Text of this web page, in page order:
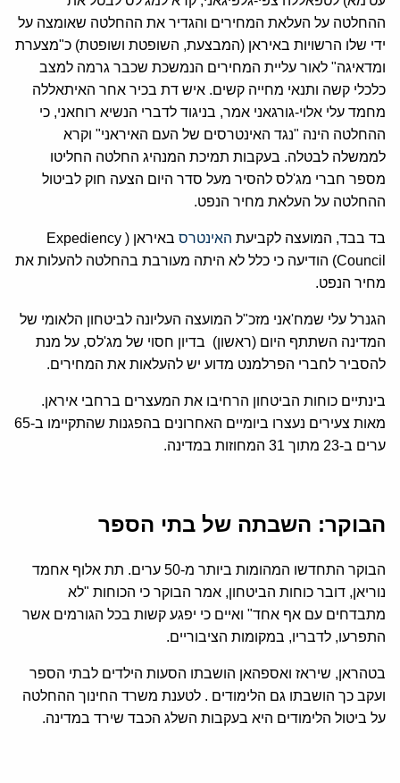
ההחלטה על העלאת המחירים והגדיר את ההחלטה שאומצה על
ידי שלו הרשויות באיראן (המבצעת, השופטת ושופטת) כ"מצערת
ומדאיגה" לאור עליית המחירים הנמשכת שכבר גרמה למצב
כלכלי קשה ותנאי מחייה קשים. איש דת בכיר אחר האיתאללה
מחמד עלי אלוי-גורגאני אמר, בניגוד לדברי הנשיא רוחאני, כי
ההחלטה הינה "נגד האינטרסים של העם האיראני" וקרא
לממשלה לבטלה. בעקבות תמיכת המנהיג החלטה החליטו
מספר חברי מג'לס להסיר מעל סדר היום הצעה חוק לביטול
ההחלטה על העלאת מחיר הנפט.
בד בבד, המועצה לקביעת האינטרס
באיראן ( Expediency
Council) הודיעה כי כלל לא היתה מעורבת בהחלטה להעלות את
מחיר הנפט.
הגנרל עלי שמח'אני מזכ"ל המועצה העליונה לביטחון הלאומי של
המדינה השתתף היום (ראשון) בדיון חסוי של מג'לס, על מנת
להסביר לחברי הפרלמנט מדוע יש להעלאות את המחירים.
בינתיים כוחות הביטחון הרחיבו את המעצרים ברחבי איראן.
מאות צעירים נעצרו ביומיים האחרונים בהפגנות שהתקיימו ב-65
ערים ב-23 מתוך 31 המחוזות במדינה.
הבוקר: השבתה של בתי הספר
הבוקר התחדשו המהומות ביותר מ-50 ערים. תת אלוף אחמד
נוריאן, דובר כוחות הביטחון, אמר הבוקר כי הכוחות "לא
מתבדחים עם אף אחד" ואיים כי יפגע קשות בכל הגורמים אשר
התפרעו, לדבריו, במקומות הציבוריים.
בטהראן, שיראז ואספהאן הושבתו הסעות הילדים לבתי הספר
ועקב כך הושבתו גם הלימודים . לטענת משרד החינוך ההחלטה
על ביטול הלימודים היא בעקבות השלג הכבד שירד במדינה.